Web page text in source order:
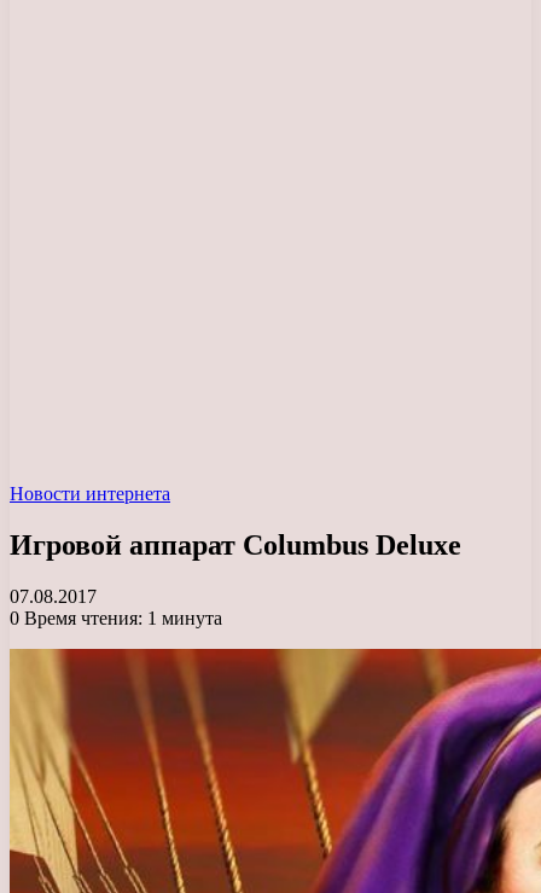
Новости интернета
Игровой аппарат Columbus Deluxe
07.08.2017
0 Время чтения: 1 минута